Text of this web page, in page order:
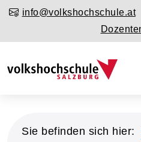
info@volkshochschule.at
Sie befinden sich hier: